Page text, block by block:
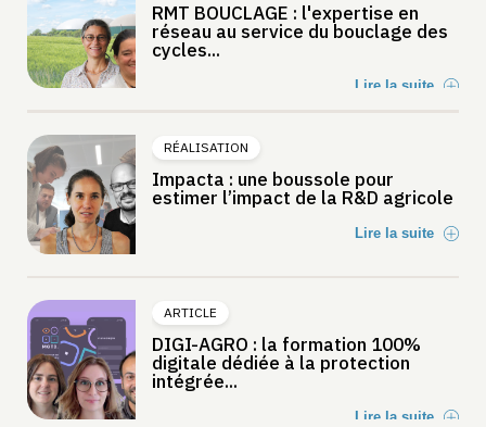
RMT BOUCLAGE : l'expertise en
réseau au service du bouclage des
cycles...
Lire la suite
RÉALISATION
Impacta : une boussole pour
estimer l’impact de la R&D agricole
Lire la suite
ARTICLE
DIGI-AGRO : la formation 100%
digitale dédiée à la protection
intégrée...
Lire la suite